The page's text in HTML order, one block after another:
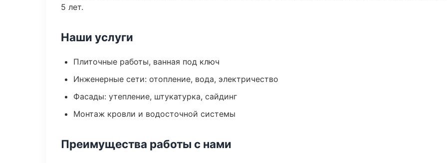
5 лет.
Наши услуги
Плиточные работы, ванная под ключ
Инженерные сети: отопление, вода, электричество
Фасады: утепление, штукатурка, сайдинг
Монтаж кровли и водосточной системы
Преимущества работы с нами